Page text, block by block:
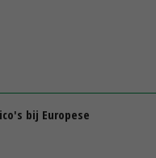
bij Europese